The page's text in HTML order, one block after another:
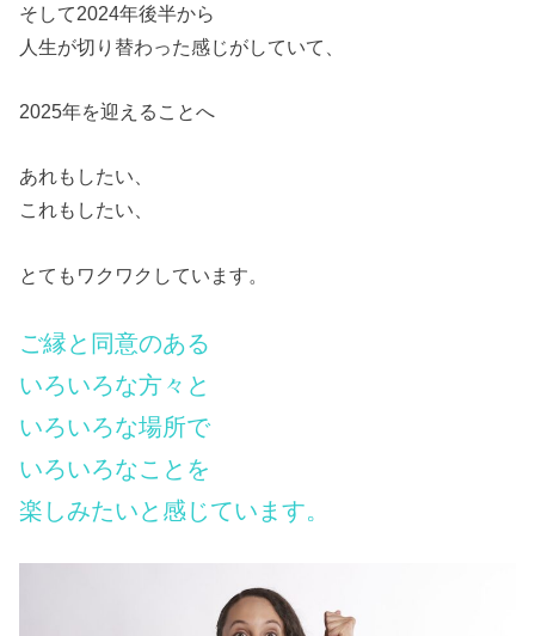
そして2024年後半から
人生が切り替わった感じがしていて、
2025年を迎えることへ
あれもしたい、
これもしたい、
とてもワクワクしています。
ご縁と同意のある
いろいろな方々と
いろいろな場所で
いろいろなことを
楽しみたいと感じています。